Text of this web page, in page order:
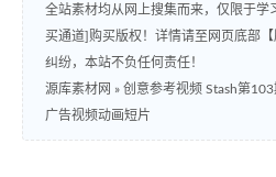
全站素材均从网上搜集而来，仅限于学
买通道]购买版权！详情请至网页底部
纠纷，本站不负任何责任！
源库素材网 » 创意参考视频 Stash第
广告视频动画短片